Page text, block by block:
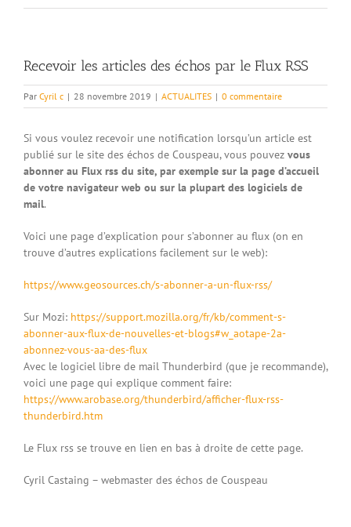
Recevoir les articles des échos par le Flux RSS
Par Cyril c | 28 novembre 2019 | ACTUALITES | 0 commentaire
Si vous voulez recevoir une notification lorsqu’un article est
publié sur le site des échos de Couspeau, vous pouvez vous
abonner au Flux rss du site, par exemple sur la page d’accueil
de votre navigateur web ou sur la plupart des logiciels de
mail.
Voici une page d’explication pour s’abonner au flux (on en
trouve d’autres explications facilement sur le web):
https://www.geosources.ch/s-abonner-a-un-flux-rss/
Sur Mozi: https://support.mozilla.org/fr/kb/comment-s-
abonner-aux-flux-de-nouvelles-et-blogs#w_aotape-2a-
abonnez-vous-aa-des-flux
Avec le logiciel libre de mail Thunderbird (que je recommande),
voici une page qui explique comment faire:
https://www.arobase.org/thunderbird/afficher-flux-rss-
thunderbird.htm
Le Flux rss se trouve en lien en bas à droite de cette page.
Cyril Castaing – webmaster des échos de Couspeau